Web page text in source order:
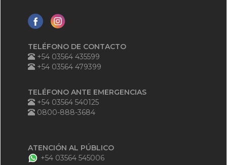
TELÉFONO DE CONTACTO
+54 03564 435599
+54 03564 479399
TELÉFONO ANTE EMERGENCIAS
+54 03564 540125
0800-888-3684
ATENCIÓN AL PÚBLICO
+54 03564 545006